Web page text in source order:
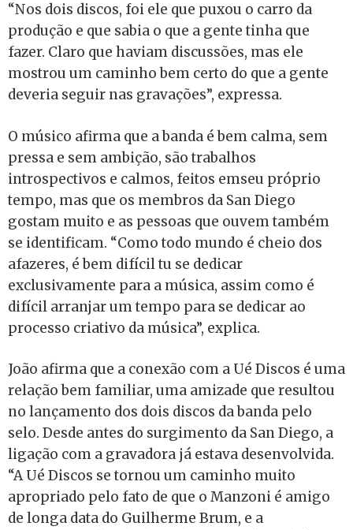
“Nos dois discos, foi ele que puxou o carro da
produção e que sabia o que a gente tinha que
fazer. Claro que haviam discussões, mas ele
mostrou um caminho bem certo do que a gente
deveria seguir nas gravações”, expressa.
O músico afirma que a banda é bem calma, sem
pressa e sem ambição, são trabalhos
introspectivos e calmos, feitos emseu próprio
tempo, mas que os membros da San Diego
gostam muito e as pessoas que ouvem também
se identificam. “Como todo mundo é cheio dos
afazeres, é bem difícil tu se dedicar
exclusivamente para a música, assim como é
difícil arranjar um tempo para se dedicar ao
processo criativo da música”, explica.
João afirma que a conexão com a Ué Discos é uma
relação bem familiar, uma amizade que resultou
no lançamento dos dois discos da banda pelo
selo. Desde antes do surgimento da San Diego, a
ligação com a gravadora já estava desenvolvida.
“A Ué Discos se tornou um caminho muito
apropriado pelo fato de que o Manzoni é amigo
de longa data do Guilherme Brum, e a